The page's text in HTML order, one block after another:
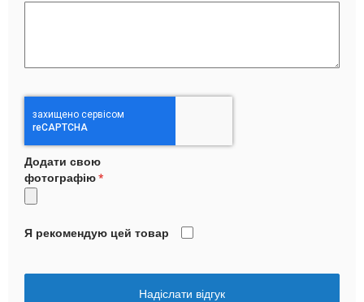
Додати свою
фотографію
Я рекомендую цей товар
Надіслати відгук